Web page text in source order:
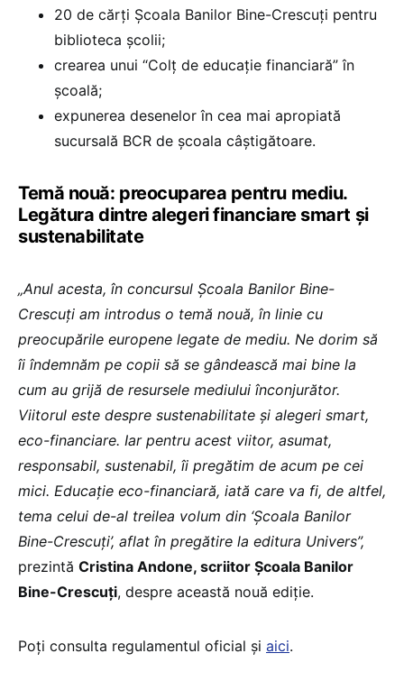
20 de cărți Școala Banilor Bine-Crescuți pentru
biblioteca școlii;
crearea unui “Colț de educație financiară” în
școală;
expunerea desenelor în cea mai apropiată
sucursală BCR de școala câștigătoare.
Temă nouă: preocuparea pentru mediu.
Legătura dintre alegeri financiare smart și
sustenabilitate
„Anul acesta, în concursul Școala Banilor Bine-
Crescuți am introdus o temă nouă, în linie cu
preocupările europene legate de mediu. Ne dorim să
îi îndemnăm pe copii să se gândească mai bine la
cum au grijă de resursele mediului înconjurător.
Viitorul este despre sustenabilitate și alegeri smart,
eco-financiare. Iar pentru acest viitor, asumat,
responsabil, sustenabil, îi pregătim de acum pe cei
mici. Educație eco-financiară, iată care va fi, de altfel,
tema celui de-al treilea volum din ‘Școala Banilor
Bine-Crescuți’, aflat în pregătire la editura Univers”,
prezintă Cristina Andone, scriitor Școala Banilor
Bine-Crescuți, despre această nouă ediție.
Poți consulta regulamentul oficial și aici.